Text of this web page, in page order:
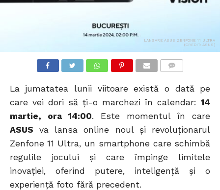
LANSARE ASUS ZENFONE 11 ULTRA
(CREDIT: ASUS)
La jumatatea lunii viitoare există o dată pe
care vei dori să ți-o marchezi în calendar:14
martie, ora 14:00. Este momentul în care
ASUS va lansa online noul și revoluționarul
Zenfone 11 Ultra, un smartphone care schimbă
regulile jocului și care împinge limitele
inovației, oferind putere, inteligență și o
experiență foto fără precedent.